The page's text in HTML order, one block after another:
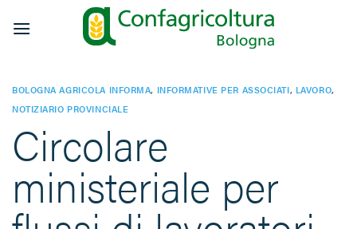
BOLOGNA AGRICOLA INFORMA, INFORMATIVE PER ASSOCIATI, LAVORO,
NOTIZIARIO PROVINCIALE
Circolare
ministeriale per